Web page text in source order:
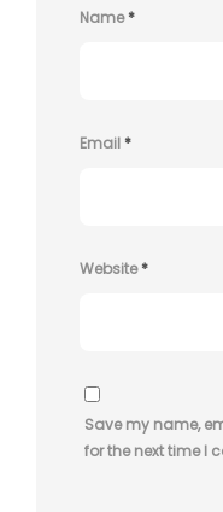
Name*
Email*
Website*
Save my name,
for the next time I